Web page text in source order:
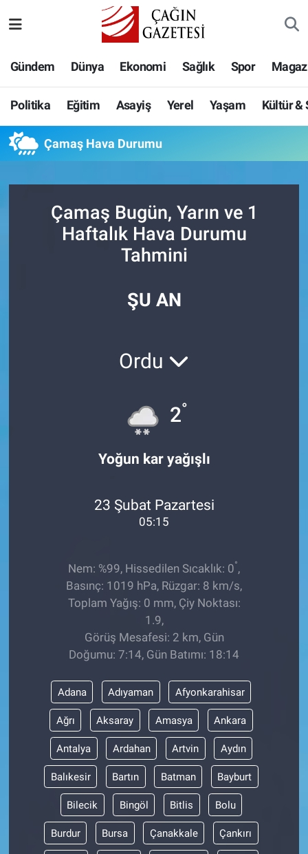
Gündem Dünya Ekonomi Sağlık Spor
Politika Eğitim Asayiş Yerel Yaşam Kültür &
Çamaş Hava Durumu
Çamaş Bugün, Yarın ve 1
Haftalık Hava Durumu
Tahmini
ŞU AN
Ordu
2°
Yoğun kar yağışlı
23 Şubat Pazartesi
05:15
Nem: %99, Hissedilen Sıcaklık: 0°,
Basınç: 1019 hPa, Rüzgar: 8 km/s,
Toplam Yağış: 0 mm, Çiy Noktası:
1.9,
Görüş Mesafesi: 2 km, Gün
Doğumu: 7:14, Gün Batımı: 18:14
Adana Adıyaman Afyonkarahisar
Ağrı Aksaray Amasya Ankara
Antalya Ardahan Artvin Aydın
Balıkesir Bartın Batman Bayburt
Bilecik Bingöl Bitlis Bolu
Burdur Bursa Çanakkale Çankırı
Eğitim
Asayiş
Yerel
Kültür & Sanat
Hava Durumu
Namaz Vakitleri
Trafik Durumu
Tüm Manşetler
Son Dakika Haberleri